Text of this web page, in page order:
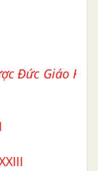
Đức Giáo
XIII